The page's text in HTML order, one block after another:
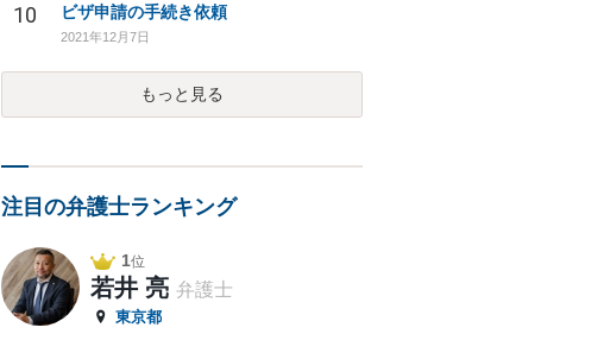
10 ビザ申請の手続き依頼
2021年12月7日
もっと見る
注目の弁護士ランキング
1位
若井 亮 弁護士
東京都